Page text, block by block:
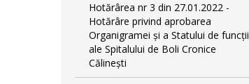
Hotărârea nr 3 din 27.01.2022 -
Hotărâre privind aprobarea
Organigramei și a Statului de funcții
ale Spitalului de Boli Cronice
Călinești